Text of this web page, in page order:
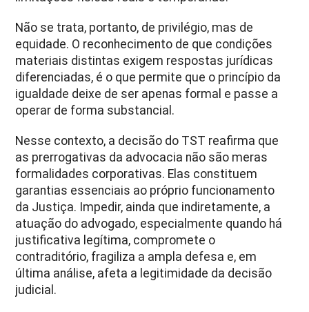
Não se trata, portanto, de privilégio, mas de
equidade. O reconhecimento de que condições
materiais distintas exigem respostas jurídicas
diferenciadas, é o que permite que o princípio da
igualdade deixe de ser apenas formal e passe a
operar de forma substancial.
Nesse contexto, a decisão do TST reafirma que
as prerrogativas da advocacia não são meras
formalidades corporativas. Elas constituem
garantias essenciais ao próprio funcionamento
da Justiça. Impedir, ainda que indiretamente, a
atuação do advogado, especialmente quando há
justificativa legítima, compromete o
contraditório, fragiliza a ampla defesa e, em
última análise, afeta a legitimidade da decisão
judicial.